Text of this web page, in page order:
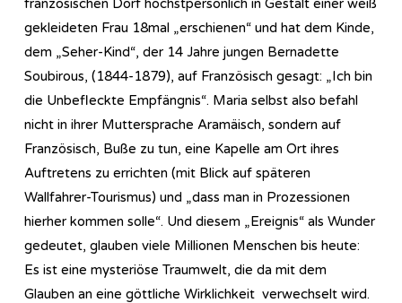
französischen Dorf höchstpersönlich in Gestalt einer weiß
gekleideten Frau 18mal „erschienen“ und hat dem Kinde,
dem „Seher-Kind“, der 14 Jahre jungen Bernadette
Soubirous, (1844-1879), auf Französisch gesagt: „Ich bin
die Unbefleckte Empfängnis“. Maria selbst also befahl
nicht in ihrer Muttersprache Aramäisch, sondern auf
Französisch, Buße zu tun, eine Kapelle am Ort ihres
Auftretens zu errichten (mit Blick auf späteren
Wallfahrer-Tourismus) und „dass man in Prozessionen
hierher kommen solle“. Und diesem „Ereignis“ als Wunder
gedeutet, glauben viele Millionen Menschen bis heute:
Es ist eine mysteriöse Traumwelt, die da mit dem
Glauben an eine göttliche Wirklichkeit verwechselt wird.